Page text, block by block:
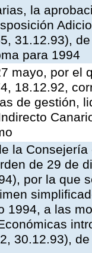
la
31.12.93),
para 1994
mayo, por el
18.12.92,
de gestión,
la
de 29 de
por la que
1994, a las
30.12.93),